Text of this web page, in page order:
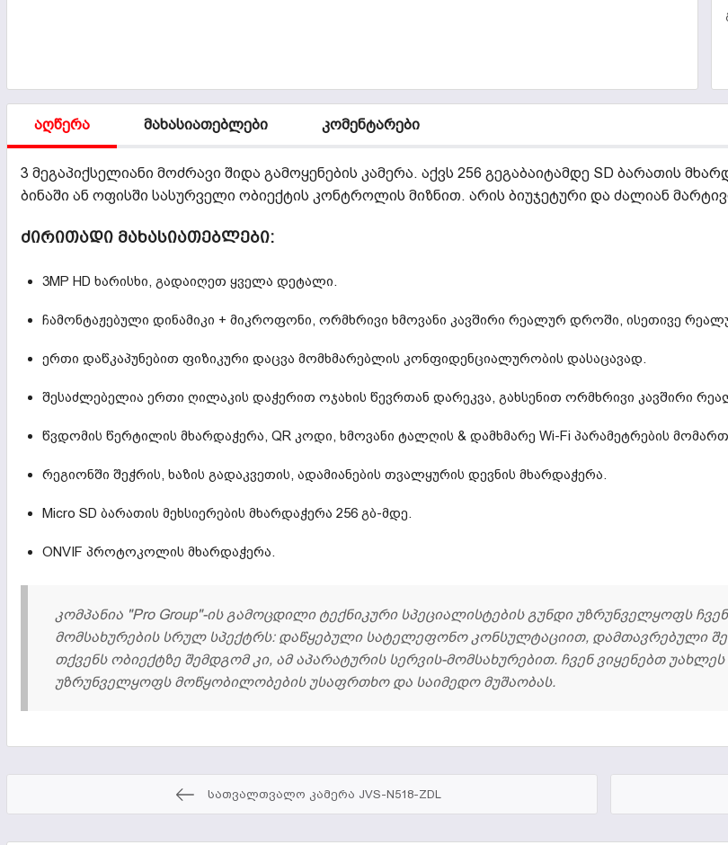
აღწერა მახასიათებლები კომენტარები
3 მეგაპიქსელიანი მოძრავი შიდა გამოყენების კამერა. აქვს 256 გეგაბაიტამდე SD ბარათის
ბინაში ან ოფისში სასურველი ობიექტის კონტროლის მიზნით. არის ბიუჯეტური და ძალიან
ᲫᲘᲠᲘᲗᲐᲓᲘ ᲛᲐᲮᲐᲡᲘᲐᲗᲔᲑᲚᲔᲑᲘ:
3MP HD ხარისხი, გადაიღეთ ყველა დეტალი.
ჩამონტაჟებული დინამიკი + მიკროფონი, ორმხრივი ხმოვანი კავშირი რეალურ დროში, ისეთივე
ერთი დაწკაპუნებით ფიზიკური დაცვა მომხმარებლის კონფიდენციალურობის დასაცავად.
შესაძლებელია ერთი ღილაკის დაჭერით ოჯახის წევრთან დარეკვა, გახსენით ორმხრივი კავშირი
წვდომის წერტილის მხარდაჭერა, QR კოდი, ხმოვანი ტალღის & დამხმარე Wi-Fi პარამეტრების
რეგიონში შეჭრის, ხაზის გადაკვეთის, ადამიანების თვალყურის დევნის მხარდაჭერა.
Micro SD ბარათის მეხსიერების მხარდაჭერა 256 გბ-მდე.
ONVIF პროტოკოლის მხარდაჭერა.
კომპანია "Pro Group"-ის გამოცდილი ტექნიკური სპეციალისტების გუნდი უზრუნველყოფს
მომსახურების სრულ სპექტრს: დაწყებული სატელეფონო კონსულტაციით, დამთავრებული
თქვენს ობიექტზე შემდგომ კი, ამ აპარატურის სერვის-მომსახურებით. ჩვენ ვიყენებთ
უზრუნველყოფს მოწყობილობების უსაფრთხო და საიმედო მუშაობას.
სათვალთვალო კამერა JVS-N518-ZDL